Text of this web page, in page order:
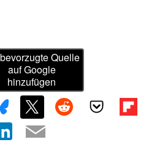
Quelle
auf Google
hinzufügen